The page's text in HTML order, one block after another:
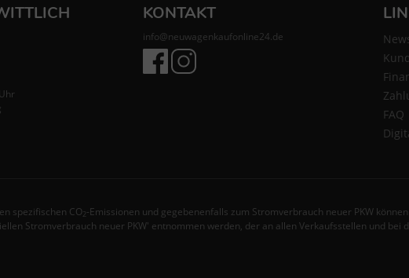
KONTAKT
info@neuwagenkaufonline24.de
FAQ
spezifischen CO2-Emissionen und gegebenenfalls zum Stromverbrauch neuer PKW
Stromverbrauch neuer PKW' entnommen werden, der an allen Verkaufsstellen und bei